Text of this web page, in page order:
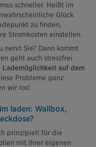
schneller. Heißt im
Glück
zu finden,
Stromkosten einstellen.
nervt Sie? Dann kommt
geht auch stressfrei
Lademöglichkeit auf dem
Probleme ganz
wir los!
laden: Wallbox,
prinzipiell für die
mit Ihrer eigenen